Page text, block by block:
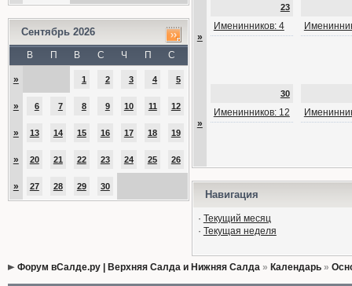
Сентябрь 2026
В П В С Ч П С
» 1 2 3 4 5
» 6 7 8 9 10 11 12
» 13 14 15 16 17 18 19
» 20 21 22 23 24 25 26
» 27 28 29 30
»
23
Именинников: 4
»
30
Именинников: 12
Навигация
· Текущий месяц
· Текущая неделя
Форум вСалде.ру | Верхняя Салда и Нижняя Салда» Календарь»